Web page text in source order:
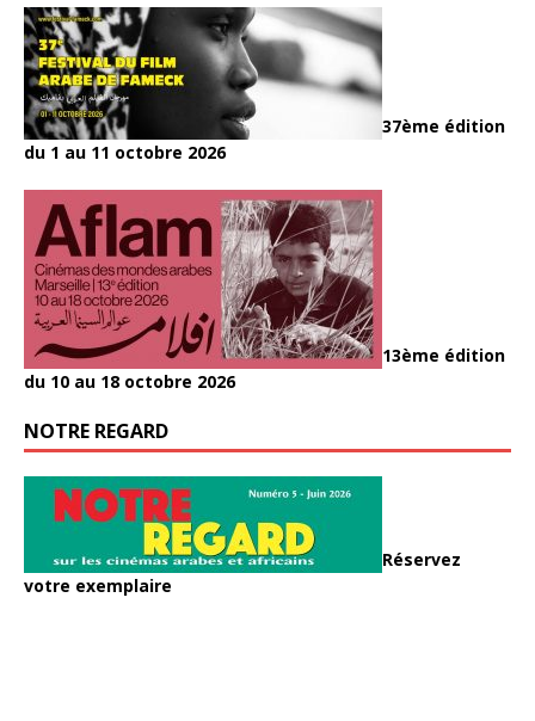
37ème édition
du 1 au 11 octobre 2026
13ème édition
du 10 au 18 octobre 2026
NOTRE REGARD
Réservez
votre exemplaire